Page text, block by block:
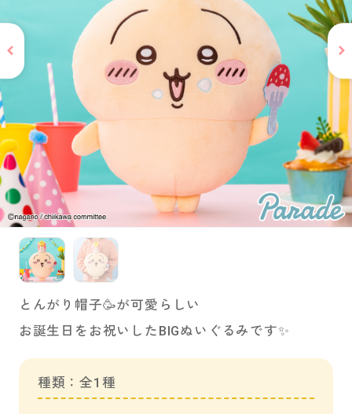
PRIZE 公式 Instagram
CAPSULE TOY 公式 X
CAPSULE TOY 公式 Instagram
プライバシーポリシー
とんがり帽子🥳が可愛らしい
お誕生日をお祝いしたBIGぬいぐるみです✨
種類：全1種